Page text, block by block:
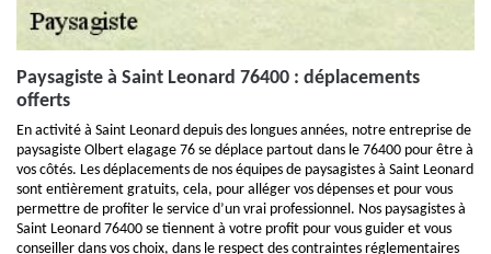
Paysagiste à Saint Leonard 76400 : déplacements
offerts
En activité à Saint Leonard depuis des longues années, notre entreprise de
paysagiste Olbert elagage 76 se déplace partout dans le 76400 pour être à
vos côtés. Les déplacements de nos équipes de paysagistes à Saint Leonard
sont entièrement gratuits, cela, pour alléger vos dépenses et pour vous
permettre de profiter le service d’un vrai professionnel. Nos paysagistes à
Saint Leonard 76400 se tiennent à votre profit pour vous guider et vous
conseiller dans vos choix, dans le respect des contraintes réglementaires